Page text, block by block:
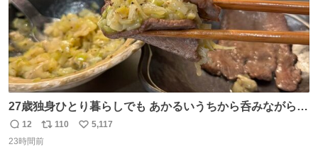
27歳独身ひとり暮らしでも あかるいうちから呑みながらキ
返
信
12
リ
ポ
110
い
5,117
23時間前